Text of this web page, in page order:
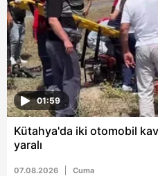
ilgili mevzuata uygun olarak
almak için lütfentıklayınız.
01:59
Kütahya'da iki otomobil
yaralı
07.08.2026 Cuma